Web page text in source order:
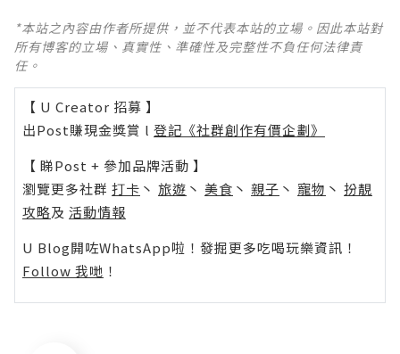
*本站之內容由作者所提供，並不代表本站的立場。因此本站對
所有博客的立場、真實性、準確性及完整性不負任何法律責
任。
【 U Creator 招募 】
出Post賺現金獎賞 l 登記《社群創作有價企劃》
【 睇Post + 參加品牌活動 】
瀏覽更多社群 打卡 丶 旅遊 丶 美食 丶 親子 丶 寵物 丶 扮靚
攻略及 活動情報
U Blog開咗WhatsApp啦！發掘更多吃喝玩樂資訊！
Follow 我哋 ！